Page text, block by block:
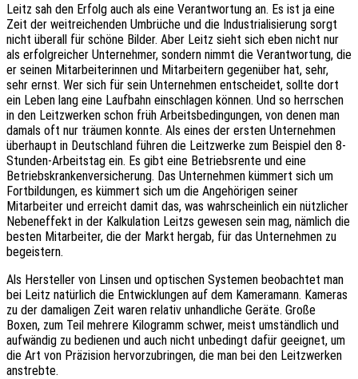
Leitz sah den Erfolg auch als eine Verantwortung an. Es ist ja eine
Zeit der weitreichenden Umbrüche und die Industrialisierung sorgt
nicht überall für schöne Bilder. Aber Leitz sieht sich eben nicht nur
als erfolgreicher Unternehmer, sondern nimmt die Verantwortung, die
er seinen Mitarbeiterinnen und Mitarbeitern gegenüber hat, sehr,
sehr ernst. Wer sich für sein Unternehmen entscheidet, sollte dort
ein Leben lang eine Laufbahn einschlagen können. Und so herrschen
in den Leitzwerken schon früh Arbeitsbedingungen, von denen man
damals oft nur träumen konnte. Als eines der ersten Unternehmen
überhaupt in Deutschland führen die Leitzwerke zum Beispiel den 8-
Stunden-Arbeitstag ein. Es gibt eine Betriebsrente und eine
Betriebskrankenversicherung. Das Unternehmen kümmert sich um
Fortbildungen, es kümmert sich um die Angehörigen seiner
Mitarbeiter und erreicht damit das, was wahrscheinlich ein nützlicher
Nebeneffekt in der Kalkulation Leitzs gewesen sein mag, nämlich die
besten Mitarbeiter, die der Markt hergab, für das Unternehmen zu
begeistern.
Als Hersteller von Linsen und optischen Systemen beobachtet man
bei Leitz natürlich die Entwicklungen auf dem Kameramann. Kameras
zu der damaligen Zeit waren relativ unhandliche Geräte. Große
Boxen, zum Teil mehrere Kilogramm schwer, meist umständlich und
aufwändig zu bedienen und auch nicht unbedingt dafür geeignet, um
die Art von Präzision hervorzubringen, die man bei den Leitzwerken
anstrebte.